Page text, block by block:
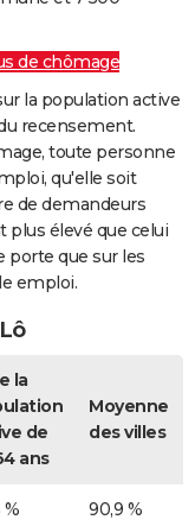
de chômage
la population active
recensement.
toute personne
qu'elle soit
de demandeurs
plus élevé que celui
porte que sur les
emploi.
la
de
ans
Moyenne
des villes
% 90,9 %